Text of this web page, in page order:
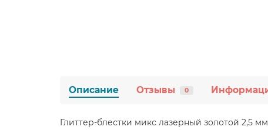
Описание Отзывы 0
Глиттер-блестки микс лазерный золотой 2,5